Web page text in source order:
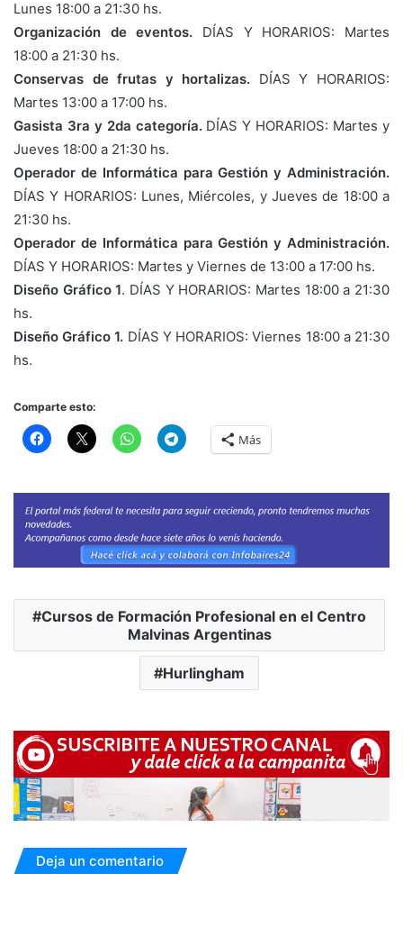
Lunes 18:00 a 21:30 hs.
Organización de eventos. DÍAS Y HORARIOS: Martes
18:00 a 21:30 hs.
Conservas de frutas y hortalizas. DÍAS Y HORARIOS:
Martes 13:00 a 17:00 hs.
Gasista 3ra y 2da categoría.DÍAS Y HORARIOS: Martes y
Jueves 18:00 a 21:30 hs.
Operador de Informática para Gestión y Administración.
DÍAS Y HORARIOS: Lunes, Miércoles, y Jueves de 18:00 a
21:30 hs.
Operador de Informática para Gestión y Administración.
DÍAS Y HORARIOS: Martes y Viernes de 13:00 a 17:00 hs.
Diseño Gráfico 1. DÍAS Y HORARIOS: Martes 18:00 a 21:30
hs.
Diseño Gráfico 1. DÍAS Y HORARIOS: Viernes 18:00 a 21:30
hs.
Comparte esto:
Más
Cursos de Formación Profesional en el Centro
Malvinas Argentinas
Hurlingham
Deja un comentario